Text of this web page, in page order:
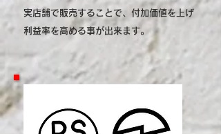
実店舗で販売することで、付加価値を上げ
利益率を高める事が出来ます。